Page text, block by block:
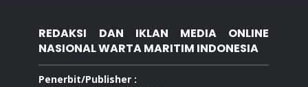
REDAKSI DAN IKLAN MEDIA ONLINE
NASIONAL WARTA MARITIM INDONESIA
Penerbit/Publisher :